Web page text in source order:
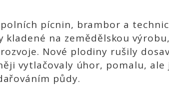
pícnin, brambor a
kladené na zemědělskou
Nové plodiny rušily
vytlačovaly úhor, pomalu, ale
půdy.